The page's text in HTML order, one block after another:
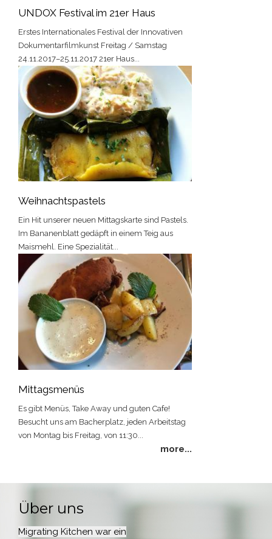
UNDOX Festival im 21er Haus
Erstes Internationales Festival der Innovativen
Dokumentarfilmkunst Freitag / Samstag
24.11.2017–25.11.2017 21er Haus...
Weihnachtspastels
Ein Hit unserer neuen Mittagskarte sind Pastels.
Im Bananenblatt gedäpft in einem Teig aus
Maismehl. Eine Spezialität...
Mittagsmenüs
Es gibt Menüs, Take Away und guten Cafe!
Besucht uns am Bacherplatz, jeden Arbeitstag
von Montag bis Freitag, von 11:30...
more...
Über uns
Migrating Kitchen war ein